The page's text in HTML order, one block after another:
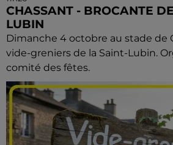
CHASSANT - BROCANTE
LUBIN
Dimanche 4 octobre au stade de
vide-greniers de la Saint-Lubin.
comité des fêtes.